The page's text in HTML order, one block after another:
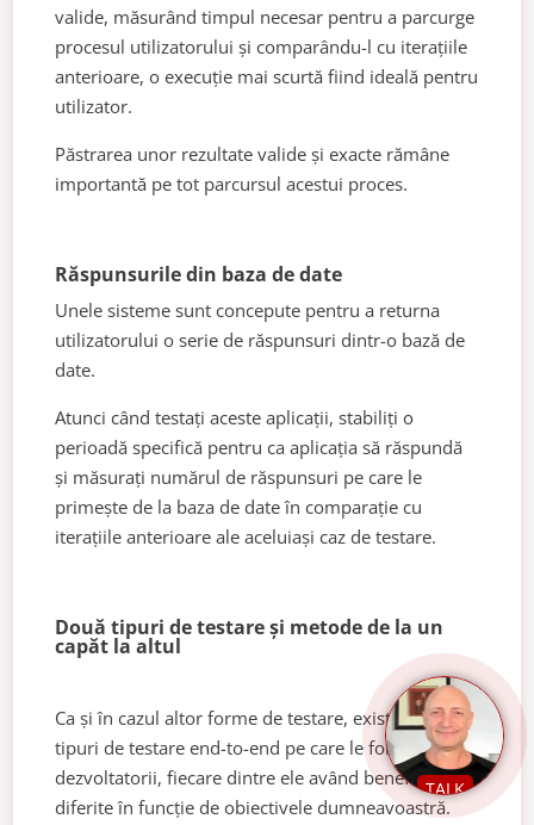
valide, măsurând timpul necesar pentru a parcurge
procesul utilizatorului și comparându-l cu iterațiile
anterioare, o execuție mai scurtă fiind ideală pentru
utilizator.
Păstrarea unor rezultate valide și exacte rămâne
importantă pe tot parcursul acestui proces.
Răspunsurile din baza de date
Unele sisteme sunt concepute pentru a returna
utilizatorului o serie de răspunsuri dintr-o bază de
date.
Atunci când testați aceste aplicații, stabiliți o
perioadă specifică pentru ca aplicația să răspundă
și măsurați numărul de răspunsuri pe care le
primește de la baza de date în comparație cu
iterațiile anterioare ale aceluiași caz de testare.
Două tipuri de testare și metode de la un
capăt la altul
Ca și în cazul altor forme de testare, există diferite
tipuri de testare end-to-end pe care le folosesc
dezvoltatorii, fiecare dintre ele având beneficii
diferite în funcție de obiectivele dumneavoastră.
TALK